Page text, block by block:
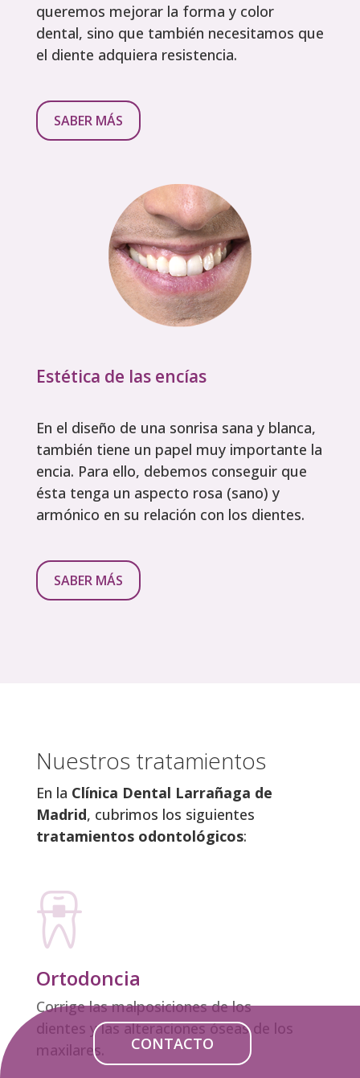
queremos mejorar la forma y color
dental, sino que también necesitamos que
el diente adquiera resistencia.
SABER MÁS
Estética de las encías
En el diseño de una sonrisa sana y blanca,
también tiene un papel muy importante la
encia. Para ello, debemos conseguir que
ésta tenga un aspecto rosa (sano) y
armónico en su relación con los dientes.
SABER MÁS
Nuestros tratamientos
En la Clínica Dental Larrañaga de
Madrid, cubrimos los siguientes
tratamientos odontológicos:
Ortodoncia
Corrige las malposiciones de los
dientes y las alteraciones óseas de los
maxilares.
CONTACTO